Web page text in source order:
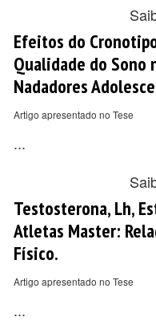
Efeitos do
Qualidade do Sono
Nadadores
Artigo apresentado no Tese
...
Testosterona, Lh,
Atletas Master:
Físico.
Artigo apresentado no Tese
...